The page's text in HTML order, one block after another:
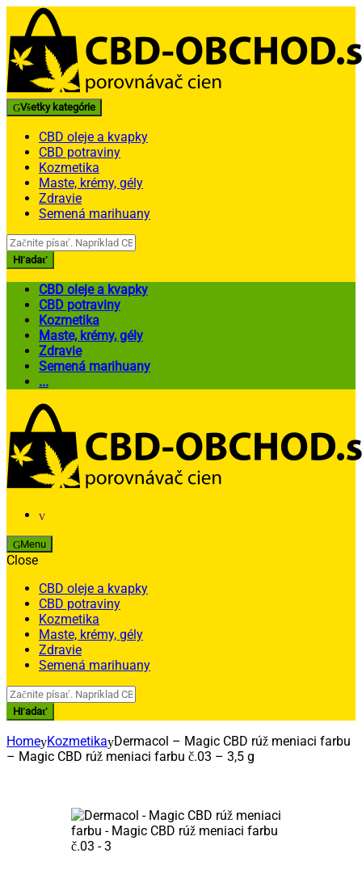
navigation
content
Všetky kategórie
CBD oleje a kvapky
CBD potraviny
Kozmetika
Maste, krémy, gély
Zdravie
Semená marihuany
Search
for:
Hľadať
CBD oleje a kvapky
CBD potraviny
Kozmetika
Maste, krémy, gély
Zdravie
Semená marihuany
...
Menu
Close
CBD oleje a kvapky
CBD potraviny
Kozmetika
Maste, krémy, gély
Zdravie
Semená marihuany
Search
for:
Hľadať
Home Kozmetika Dermacol – Magic CBD rúž meniaci farbu
– Magic CBD rúž meniaci farbu č.03 – 3,5 g